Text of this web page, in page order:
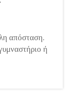
απόσταση.
ή
καλά